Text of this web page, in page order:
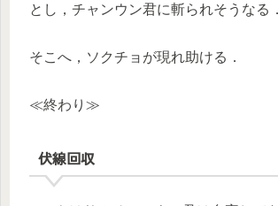
とし，チャンウン君に斬られそうなる．
そこへ，ソクチョが現れ助ける．
≪終わり≫
伏線回収